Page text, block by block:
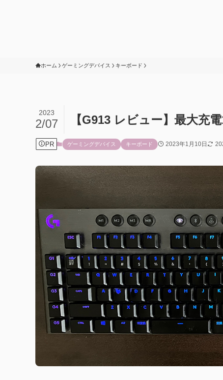
ホーム ゲーミングデバイス キーボード
【G913 レビュー】最大充
2023
2/07
PR ゲーミングデバイス キーボード 2023年1月10日